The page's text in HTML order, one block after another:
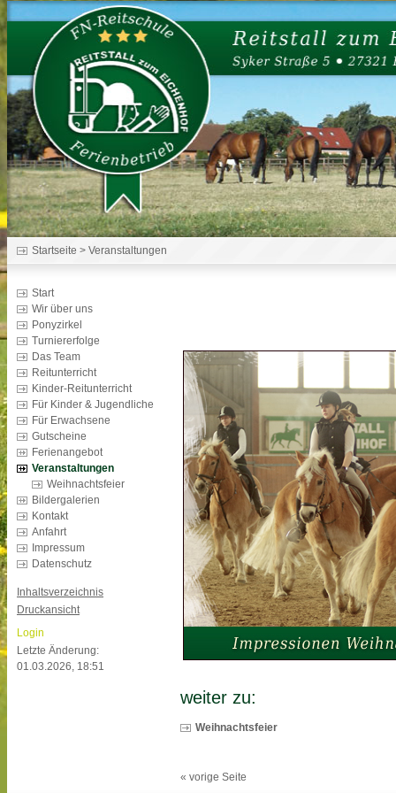
Startseite > Veranstaltungen
Start
Wir über uns
Ponyzirkel
Turniererfolge
Das Team
Reitunterricht
Kinder-Reitunterricht
Für Kinder & Jugendliche
Für Erwachsene
Gutscheine
Ferienangebot
Veranstaltungen
Weihnachtsfeier
Bildergalerien
Kontakt
Anfahrt
Impressum
Datenschutz
Inhaltsverzeichnis
Druckansicht
Login
Letzte Änderung:
01.03.2026, 18:51
weiter zu:
Weihnachtsfeier
« vorige Seite